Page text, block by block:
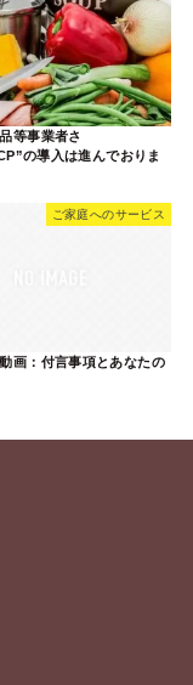
等事業者さ
の導入は進んでおりま
ご家庭へのサービス
画：付言事項とあなたの